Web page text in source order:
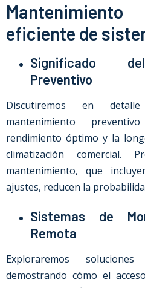
eficiente de
Significado
Preventivo
Discutiremos en
mantenimiento
rendimiento óptimo y la
climatización comercial.
mantenimiento, que
ajustes, reducen la
Sistemas de
Remota
Exploraremos
demostrando cómo el